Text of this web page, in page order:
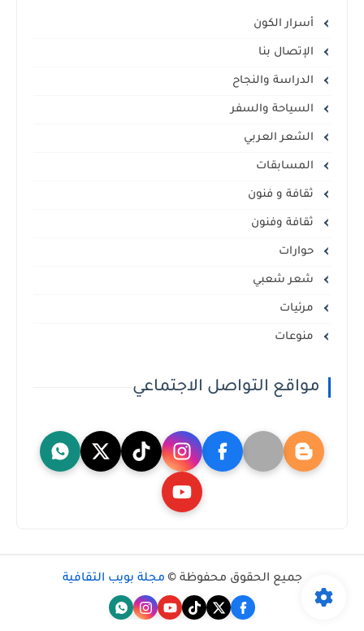
أسرار الكون
الإتصال بنا
الدراسة والنجاح
السياحة والسفر
الشعر العربي
المسابقات
ثقافة و فنون
ثقافة وفنون
حوارات
شعر شعبي
مرئيات
منوعات
مواقع التواصل الاجتماعي
جميع الحقوق محفوظة © مجلة بويب الثقافية